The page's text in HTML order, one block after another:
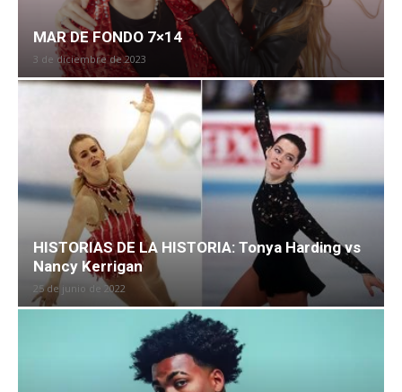
MAR DE FONDO 7×14
3 de diciembre de 2023
HISTORIAS DE LA HISTORIA: Tonya Harding vs
Nancy Kerrigan
25 de junio de 2022